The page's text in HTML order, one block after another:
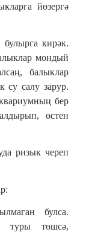
йөзергә
кирәк.
мондый
балыклар
салу зарур.
бер
өстен
ризык череп
булса.
туры төшсә,